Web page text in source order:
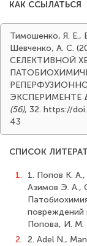
КАК ССЫЛАТЬСЯ
Тимошенко, Я. Е.,
Шевченко, А. С.
СЕЛЕКТИВНОЙ
ЭКСПЕРИМЕНТЕ
(56), 32. https://
43
СПИСОК
1.
1. Попов К.
Азимов Э. А.,
повреждений
Попова, И. М.
2. 2. Adel N.,